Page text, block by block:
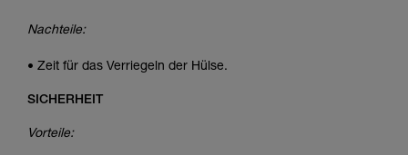
Nachteile:
• Zeit für das Verriegeln der Hülse.
SICHERHEIT
Vorteile: